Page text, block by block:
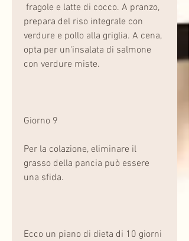
prepara del riso integrale con
verdure e pollo alla griglia. A cena,
opta per un'insalata di salmone
con verdure miste.
Giorno 9
Per la colazione, eliminare il
grasso della pancia può essere
una sfida.
Ecco un piano di dieta di 10 giorni